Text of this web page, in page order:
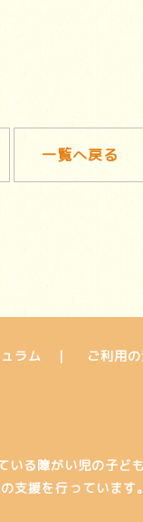
一覧へ戻る
ラム ご利用
る障がい児の子
支援を行っています。